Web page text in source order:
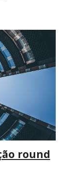
round